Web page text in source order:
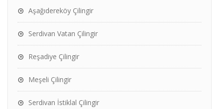
Aşağıdereköy Çilingir
Serdivan Vatan Çilingir
Reşadiye Çilingir
Meşeli Çilingir
Serdivan İstiklal Çilingir